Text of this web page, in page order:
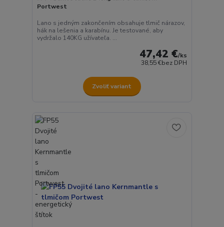
Portwest
Lano s jedným zakončením obsahuje tlmič nárazov,
hák na lešenia a karabínu. Je testované, aby
vydržalo 140KG užívateľa. ...
47,42 €/ks
38,55 €bez DPH
Zvoliť variant